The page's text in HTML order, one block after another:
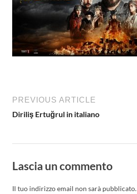
PREVIOUS ARTICLE
Diriliş Ertuğrul in italiano
Lascia un commento
Il tuo indirizzo email non sarà pubblicato.